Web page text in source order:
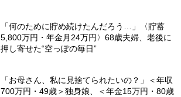
「何のために貯め続けたんだろう…」〈貯蓄
5,800万円・年金月24万円〉68歳夫婦、老後に
押し寄せた“空っぽの毎日”
「お母さん、私に見捨てられたいの？」＜年収
700万円・49歳＞独身娘、＜年金15万円・80歳